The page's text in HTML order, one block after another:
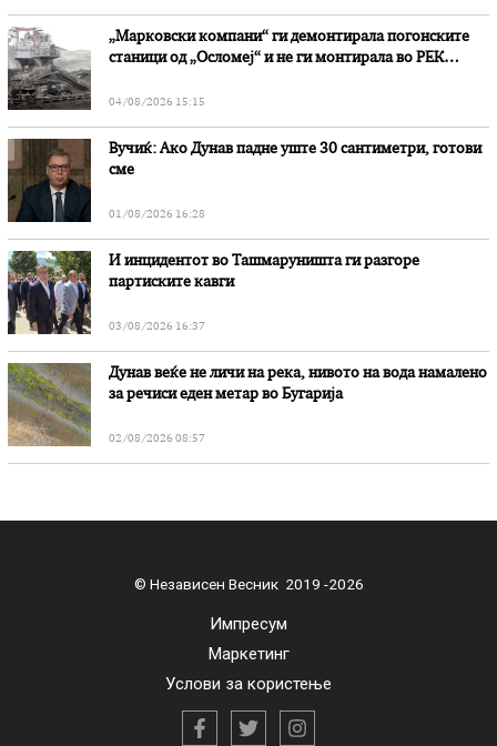
„Марковски компани“ ги демонтирала погонските
станици од „Осломеј“ и не ги монтирала во РЕК
04/08/2026 15:15
Вучиќ: Ако Дунав падне уште 30 сантиметри, готови
сме
01/08/2026 16:28
И инцидентот во Ташмаруништa ги разгоре
партиските кавги
03/08/2026 16:37
Дунав веќе не личи на река, нивото на вода намалено
за речиси еден метар во Бугарија
02/08/2026 08:57
© Независен Весник 2019 -2026
Импресум
Маркетинг
Услови за користење